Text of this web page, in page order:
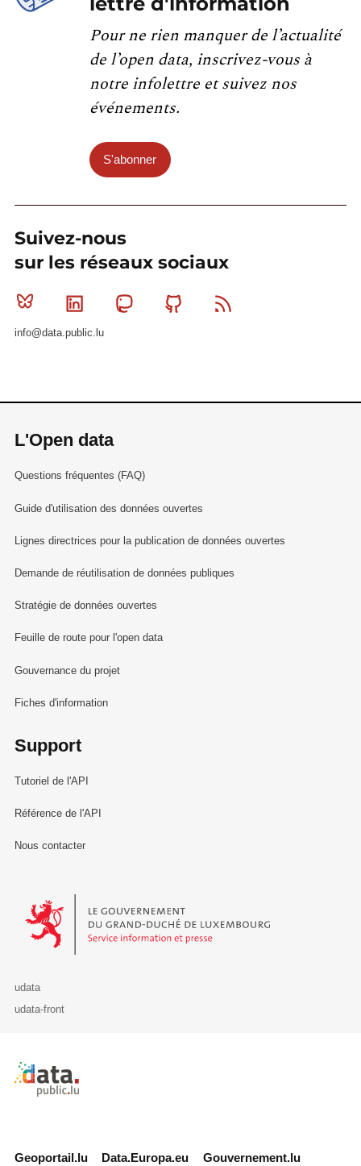
Pour ne rien manquer de l’actualité
de l’open data, inscrivez-vous à
notre infolettre et suivez nos
événements.
S'abonner
Suivez-nous
sur les réseaux sociaux
Bluesky Linkedin MastodonGithub
info@data.public.lu
L'Open data
Questions fréquentes (FAQ)
Guide d'utilisation des données ouvertes
Lignes directrices pour la publication de données ouvertes
Demande de réutilisation de données publiques
Stratégie de données ouvertes
Feuille de route pour l'open data
Gouvernance du projet
Fiches d'information
Support
Tutoriel de l'API
Référence de l'API
Nous contacter
Le Gouvernement du Grand-Duché de Luxembourg - Service
udata
udata-front
Retour à l'accueil de data.public.lu
Geoportail.lu Data.Europa.eu Gouvernement.lu